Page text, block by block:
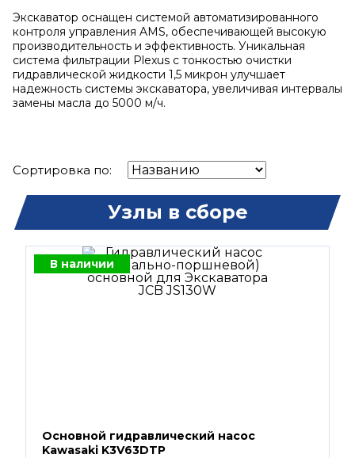
Экскаватор оснащен системой автоматизированного
контроля управления AMS, обеспечивающей высокую
производительность и эффективность. Уникальная
система фильтрации Plexus с тонкостью очистки
гидравлической жидкости 1,5 микрон улучшает
надежность системы экскаватора, увеличивая интервалы
замены масла до 5000 м/ч.
Сортировка по:
Узлы в сборе
В наличии
Основной гидравлический насос
Kawasaki K3V63DTP